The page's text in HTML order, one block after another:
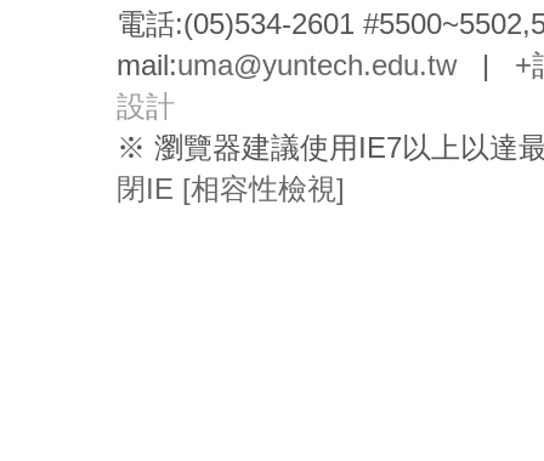
電話:(05)534-2601
mail:uma@yuntech.edu.tw| +
設計
※ 瀏覽器建議使用IE7以上以達
閉IE [相容性檢視]